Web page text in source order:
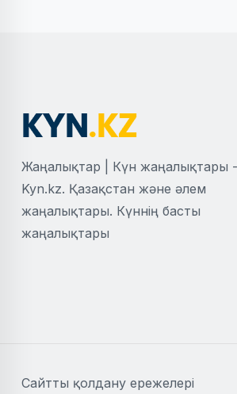
Жаңалықтар | Күн жаңалықтары -
Kyn.kz. Қазақстан және әлем
жаңалықтары. Күннің басты
жаңалықтары
Сайтты қолдану ережелері